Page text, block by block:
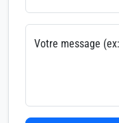
Votre message